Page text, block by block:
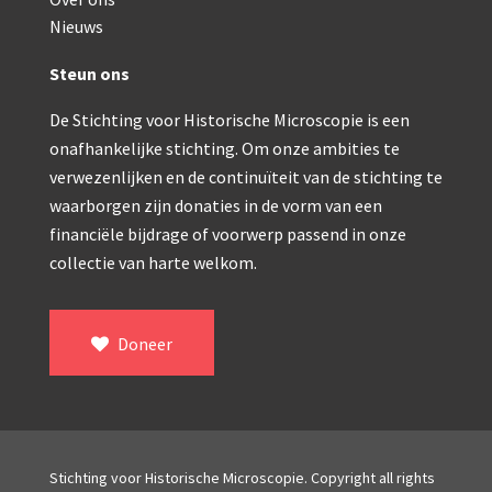
Watson & Sons, No. 1 ‘Van Heurck’ (ca. 1900)
Reichert (ca. 1925)
Winkel, statief BTC (1955-1957)
ROW, schoolmicroscoop (1955-1965)
Troughton & Simms, McArthur type (1959-
Bleeker, statief R (ca. 1965)
Nieuws
Steun ons
De Stichting voor Historische Microscopie is een
onafhankelijke stichting. Om onze ambities te
verwezenlijken en de continuïteit van de stichting te
waarborgen zijn donaties in de vorm van een
financiële bijdrage of voorwerp passend in onze
collectie van harte welkom.
Doneer
Stichting voor Historische Microscopie. Copyright all rights